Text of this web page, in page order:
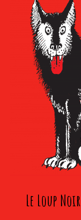
Le Loup Noir